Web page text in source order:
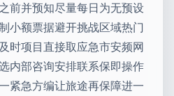
前并预知尽量每日为无预设
小额票据避开挑战区域热门
时项目直接取应急市安频网
内部咨询安排联系保即操作
紧急方编让旅途再保障进一